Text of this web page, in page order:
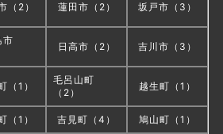
（2） 蓮田市（2） 坂戸市（3）
市
日高市（2） 吉川市（3）
（1）
毛呂山町
（2）
越生町（1）
（1） 吉見町（4） 鳩山町（1）